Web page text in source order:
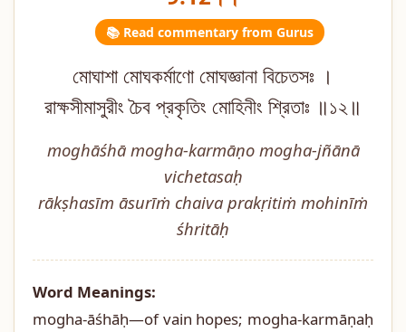
📚 Read commentary from Gurus
মোঘাশা মোঘকর্মাণো মোঘজ্ঞানা বিচেতসঃ ।
রাক্ষসীমাসুরীং চৈব প্রকৃতিং মোহিনীং শ্রিতাঃ ॥১২॥
moghāśhā mogha-karmāṇo mogha-jñānā
vichetasaḥ
rākṣhasīm āsurīṁ chaiva prakṛitiṁ mohinīṁ
śhritāḥ
Word Meanings:
mogha-āśhāḥ—of vain hopes; mogha-karmāṇaḥ